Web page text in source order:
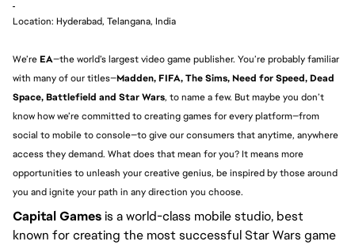
Location: Hyderabad, Telangana, India
We’reEA—the world’s largest video game publisher. You’re probably familiar
with many of our titles—Madden, FIFA, The Sims, Need for Speed, Dead
Space, Battlefield and Star Wars, to name a few. But maybe you don’t
know how we’re committed to creating games for every platform—from
social to mobile to console—to give our consumers that anytime, anywhere
access they demand. What does that mean for you? It means more
opportunities to unleash your creative genius, be inspired by those around
you and ignite your path in any direction you choose.
Capital Gamesis a world-class mobile studio, best
known for creating the most successful Star Wars game